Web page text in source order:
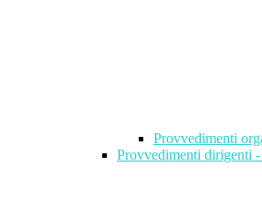
Provvedimenti
Provvedimenti dirigenti